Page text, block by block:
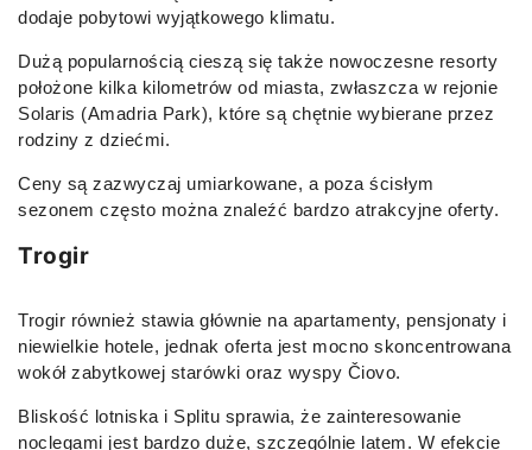
dodaje pobytowi wyjątkowego klimatu.
Dużą popularnością cieszą się także nowoczesne resorty
położone kilka kilometrów od miasta, zwłaszcza w rejonie
Solaris (Amadria Park), które są chętnie wybierane przez
rodziny z dziećmi.
Ceny są zazwyczaj umiarkowane, a poza ścisłym
sezonem często można znaleźć bardzo atrakcyjne oferty.
Trogir
Trogir również stawia głównie na apartamenty, pensjonaty i
niewielkie hotele, jednak oferta jest mocno skoncentrowana
wokół zabytkowej starówki oraz wyspy Čiovo.
Bliskość lotniska i Splitu sprawia, że zainteresowanie
noclegami jest bardzo duże, szczególnie latem. W efekcie